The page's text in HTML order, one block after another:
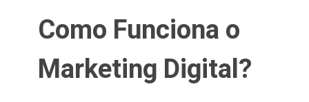
Como Funciona o
Marketing Digital?